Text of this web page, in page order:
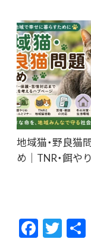
地域猫・野良猫
め｜TNR・餌や
F T